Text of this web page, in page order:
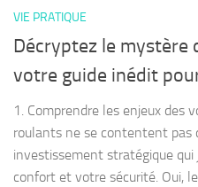
VIE PRATIQUE
Décryptez le mystère
votre guide inédit
1. Comprendre les enjeux des
roulants ne se contentent pas
investissement stratégique
confort et votre sécurité. Oui,